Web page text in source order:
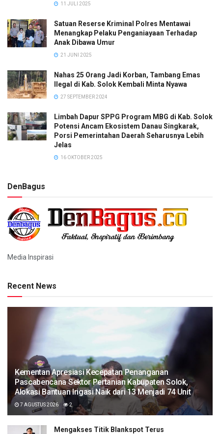
11 JULI 2025
Satuan Reserse Kriminal Polres Mentawai
Menangkap Pelaku Penganiayaan Terhadap
Anak Dibawa Umur
21 JUNI 2025
Nahas 25 Orang Jadi Korban, Tambang Emas
Ilegal di Kab. Solok Kembali Minta Nyawa
27 SEPTEMBER 2024
Limbah Dapur SPPG Program MBG di Kab. Solok
Potensi Ancam Ekosistem Danau Singkarak,
Porsi Pemerintahan Daerah Seharusnya Lebih
Jelas
16 OKTOBER 2025
DenBagus
Media Inspirasi
Recent News
Kementan Apresiasi Kecepatan Penanganan
Pascabencana Sektor Pertanian Kabupaten Solok,
Alokasi Bantuan Irigasi Naik dari 13 Menjadi 74 Unit
7 AGUSTUS 2026 2
Mengakses Titik Blankspot Terus